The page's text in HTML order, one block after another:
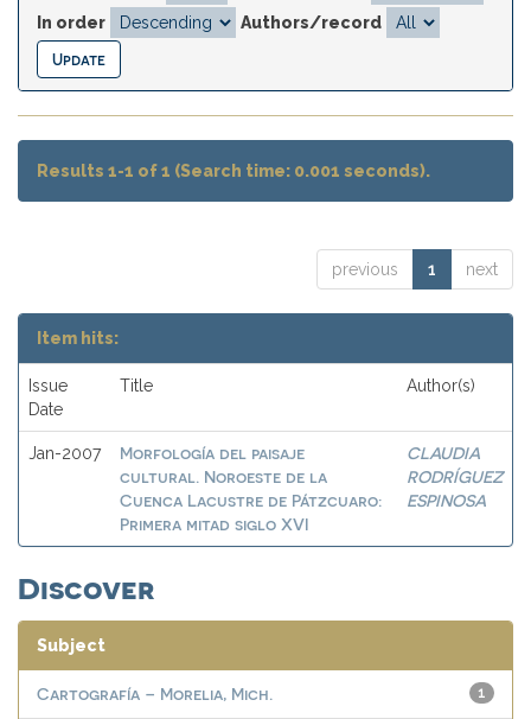
In order
Authors/record
Results 1-1 of 1 (Search time: 0.001 seconds).
previous 1 next
Item hits:
Issue
Date
Title Author(s)
Jan-2007
Morfología del paisaje
cultural. Noroeste de la
Cuenca Lacustre de Pátzcuaro:
Primera mitad siglo XVI
CLAUDIA
RODRÍGUEZ
ESPINOSA
Discover
Subject
1
Cartografía – Morelia, Mich.